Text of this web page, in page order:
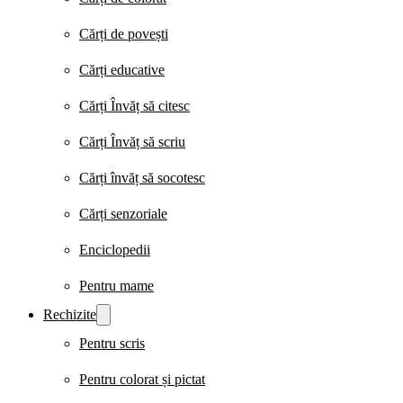
Cărți de povești
Cărți educative
Cărți Învăț să citesc
Cărți Învăț să scriu
Cărți învăț să socotesc
Cărți senzoriale
Enciclopedii
Pentru mame
Rechizite
Pentru scris
Pentru colorat și pictat